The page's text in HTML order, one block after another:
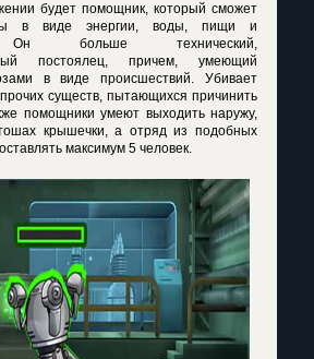
будет помощник, который сможет
в виде энергии, воды, пищи и
Он больше технический,
постоялец, причем, умеющий
в виде происшествий. Убивает
существ, пытающихся причинить
помощники умеют выходить наружу,
крышечки, а отряд из подобных
максимум 5 человек.